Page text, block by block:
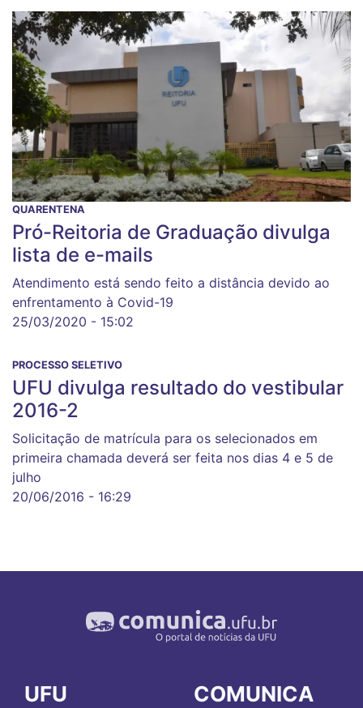
QUARENTENA
Pró-Reitoria de Graduação divulga
lista de e-mails
Atendimento está sendo feito a distância devido ao
enfrentamento à Covid-19
25/03/2020 - 15:02
PROCESSO SELETIVO
UFU divulga resultado do vestibular
2016-2
Solicitação de matrícula para os selecionados em
primeira chamada deverá ser feita nos dias 4 e 5 de
julho
20/06/2016 - 16:29
UFU COMUNICA